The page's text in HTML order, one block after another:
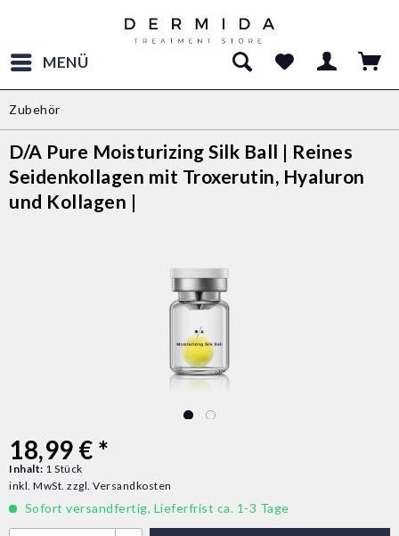
MENÜ
Zubehör
D/A Pure Moisturizing Silk Ball | Reines
Seidenkollagen mit Troxerutin, Hyaluron
und Kollagen |
18,99 € *
Inhalt: 1 Stück
inkl. MwSt. zzgl. Versandkosten
Sofort versandfertig, Lieferfrist ca. 1-3 Tage